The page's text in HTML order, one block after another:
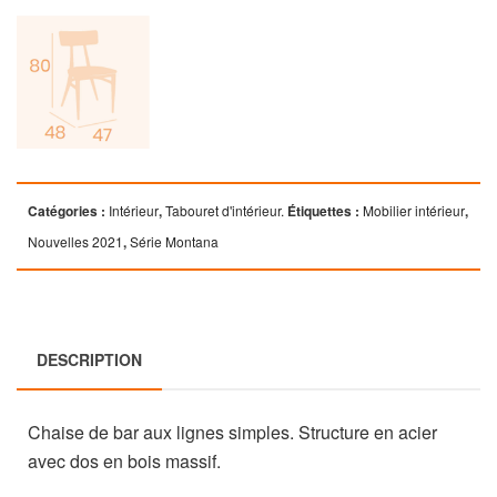
Catégories : Intérieur,Tabouret d'intérieur. Étiquettes : Mobilier intérieur,
Nouvelles 2021,Série Montana
DESCRIPTION
Chaise de bar aux lignes simples. Structure en acier
avec dos en bois massif.